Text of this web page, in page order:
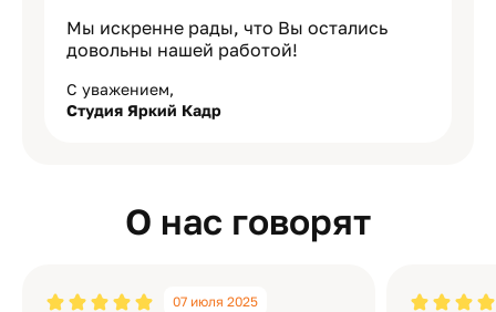
Мы искренне рады, что Вы остались
довольны нашей работой!
С уважением,
Студия Яркий Кадр
О нас говорят
07 июля 2025